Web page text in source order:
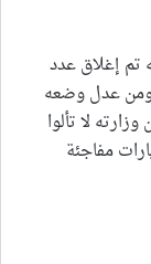
تم إغلاق عدد
ومن عدل وضعه
لا تألوا
مفاجئة